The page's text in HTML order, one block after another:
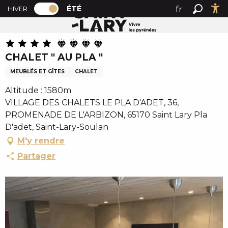
A
l
e
r
a
c
o
n
t
e
n
p
r
n
PAGE D’ACCUEIL ACTUELLE ÉTÉ : PASSER EN MODE
HIVER PAGE D’ACCUEIL ACTUELLE ÉTÉ :
ÉTÉ
fr
Accueil été CHALET " AU PLA "
CHALET " AU PLA "
MEUBLÉS ET GÎTES CHALET
Altitude : 1580m
VILLAGE DES CHALETS LE PLA D'ADET, 36,
PROMENADE DE L'ARBIZON, 65170 Saint Lary Pla
D'adet, Saint-Lary-Soulan
M'y rendre
Partager